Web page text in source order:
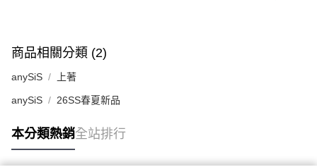
商品相關分類 (2)
anySiS 上著
anySiS 26SS春夏新品
本分類熱銷全站排行